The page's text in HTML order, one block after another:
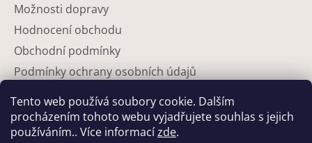
Tento web používá soubory cookie. Dalším
procházením tohoto webu vyjadřujete souhlas s jejich
používáním.. Více informacízde.
Možnosti dopravy
Hodnocení obchodu
Obchodní podmínky
Podmínky ochrany osobních údajů
Partneři
Kontakty